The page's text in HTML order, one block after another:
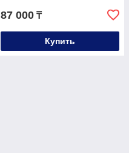
87 000 ₸
Купить